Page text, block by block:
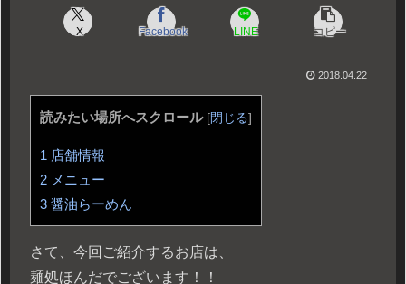
X Facebook LINE コピー
2018.04.22
読みたい場所へスクロール [閉じる]
1 店舗情報
2 メニュー
3 醤油らーめん
さて、今回ご紹介するお店は、
麺処ほんだでございます！！